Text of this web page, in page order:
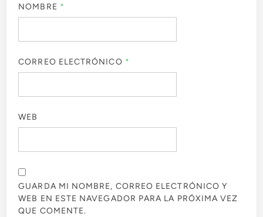
NOMBRE *
CORREO ELECTRÓNICO *
WEB
GUARDA MI NOMBRE, CORREO ELECTRÓNICO Y
WEB EN ESTE NAVEGADOR PARA LA PRÓXIMA VEZ
QUE COMENTE.